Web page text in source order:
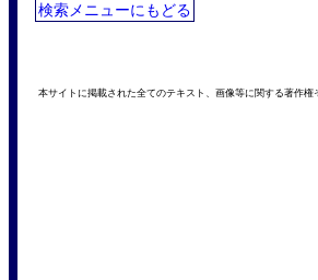
検索メニューにもどる
本サイトに掲載された全てのテキスト、画像等に関する著作